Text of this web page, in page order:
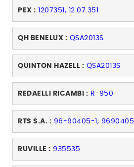
PEX : 1207351, 12.07.351
QH BENELUX : QSA2013S
QUINTON HAZELL : QSA2013S
REDAELLI RICAMBI : R-950
RTS S.A. : 96-90405-1, 96904051
RUVILLE : 935535